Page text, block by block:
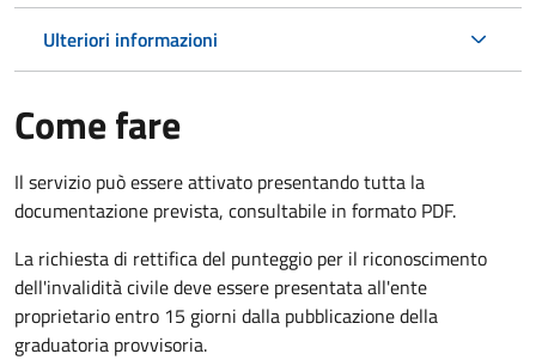
Ulteriori informazioni
Come fare
Il servizio può essere attivato presentando tutta la
documentazione prevista, consultabile in formato PDF.
La richiesta di rettifica del punteggio per il riconoscimento
dell'invalidità civile deve essere presentata all'ente
proprietario entro 15 giorni dalla pubblicazione della
graduatoria provvisoria.